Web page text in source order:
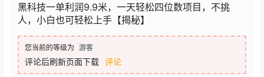
黑科技一单利润9.9米，一天轻松四位数项目，不挑
人，小白也可轻松上手【揭秘】
您当前的等级为 游客
评论后刷新页面下载 评论